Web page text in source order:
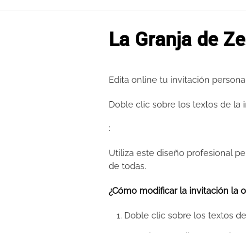
La Granja de
Edita online tu invitación
Doble clic sobre los textos de la
:
Utiliza este diseño profesional
de todas.
¿Cómo modificar la invitación la
Doble clic sobre los textos